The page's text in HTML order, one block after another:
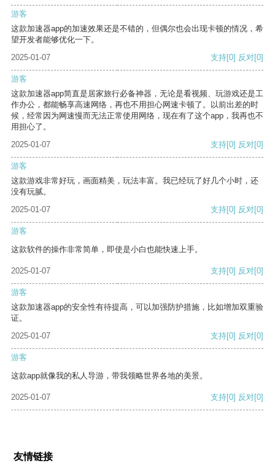
游客
这款加速器app的加速效果还是不错的，但偶尔也会出现卡顿的情况，希
望开发者能够优化一下。
2025-01-07
支持[0] 反对[0]
游客
这款加速器app简直是居家旅行必备神器，无论是看视频、玩游戏还是工
作办公，都能畅享高速网络，再也不用担心网速卡顿了。以前出差的时
候，经常因为网速慢而无法正常使用网络，现在有了这个app，我再也不
用担心了。
2025-01-07
支持[0] 反对[0]
游客
这款游戏非常好玩，画面精美，玩法丰富。我已经玩了好几个小时，还
没有玩腻。
2025-01-07
支持[0] 反对[0]
游客
这款软件的操作非常简单，即使是小白也能快速上手。
2025-01-07 支持[0] 反对[0]
游客
这款加速器app的安全性有待提高，可以加强防护措施，比如增加双重验
证。
2025-01-07
支持[0] 反对[0]
游客
这款app就像我的私人导游，带我领略世界各地的美景。
2025-01-07 支持[0] 反对[0]
友情链接